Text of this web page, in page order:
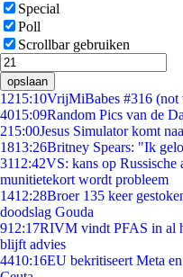
Special
Poll
Scrollbar gebruiken
opslaan
1215:10VrijMiBabes #316
4015:09Random Pics van de
215:00Jesus Simulator komt
1813:26Britney Spears: "Ik
3112:42VS: kans op
munitietekort wordt probleem
1412:28Broer 135 keer
doodslag Gouda
912:17RIVM vindt PFAS in al
blijft advies
4410:16EU bekritiseert Meta